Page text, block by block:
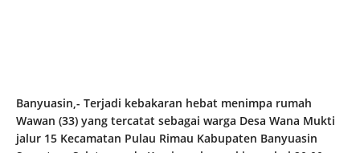
Banyuasin,- Terjadi kebakaran hebat menimpa rumah
Wawan (33) yang tercatat sebagai warga Desa Wana Mukti
jalur 15 Kecamatan Pulau Rimau Kabupaten Banyuasin